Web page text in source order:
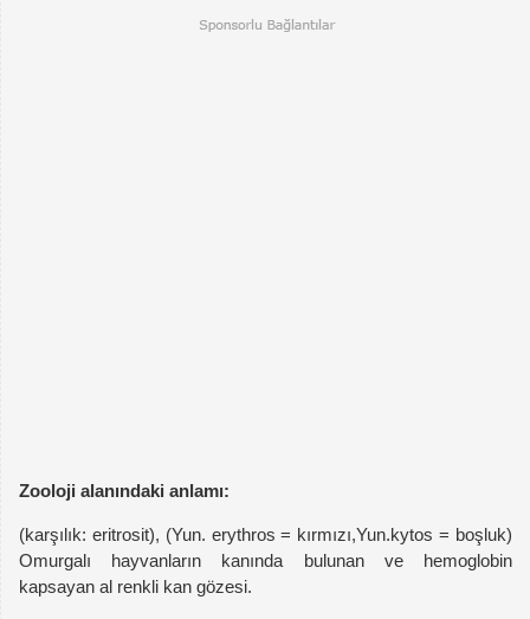
Zooloji alanındaki anlamı:
(karşılık: eritrosit), (Yun. erythros = kırmızı,Yun.kytos = boşluk)
Omurgalı hayvanların kanında bulunan ve hemoglobin
kapsayan al renkli kan gözesi.